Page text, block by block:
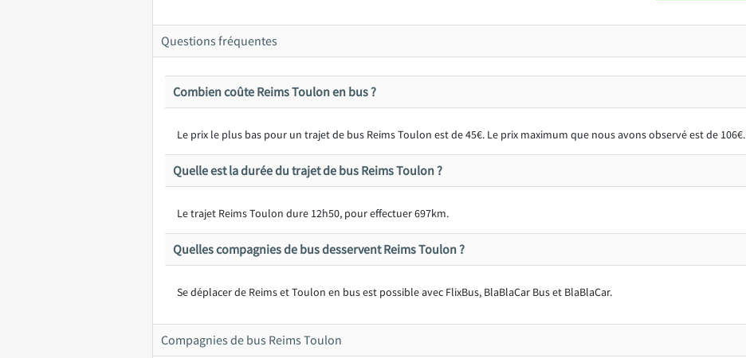
Questions fréquentes
Combien coûte Reims Toulon en bus ?
Le prix le plus bas pour un trajet de bus Reims Toulon est de 45€. Le prix maximum que nous avons observé est de 106€.
Quelle est la durée du trajet de bus Reims Toulon ?
Le trajet Reims Toulon dure 12h50, pour effectuer 697km.
Quelles compagnies de bus desservent Reims Toulon ?
Se déplacer de Reims et Toulon en bus est possible avec FlixBus, BlaBlaCar Bus et BlaBlaCar.
Compagnies de bus Reims Toulon